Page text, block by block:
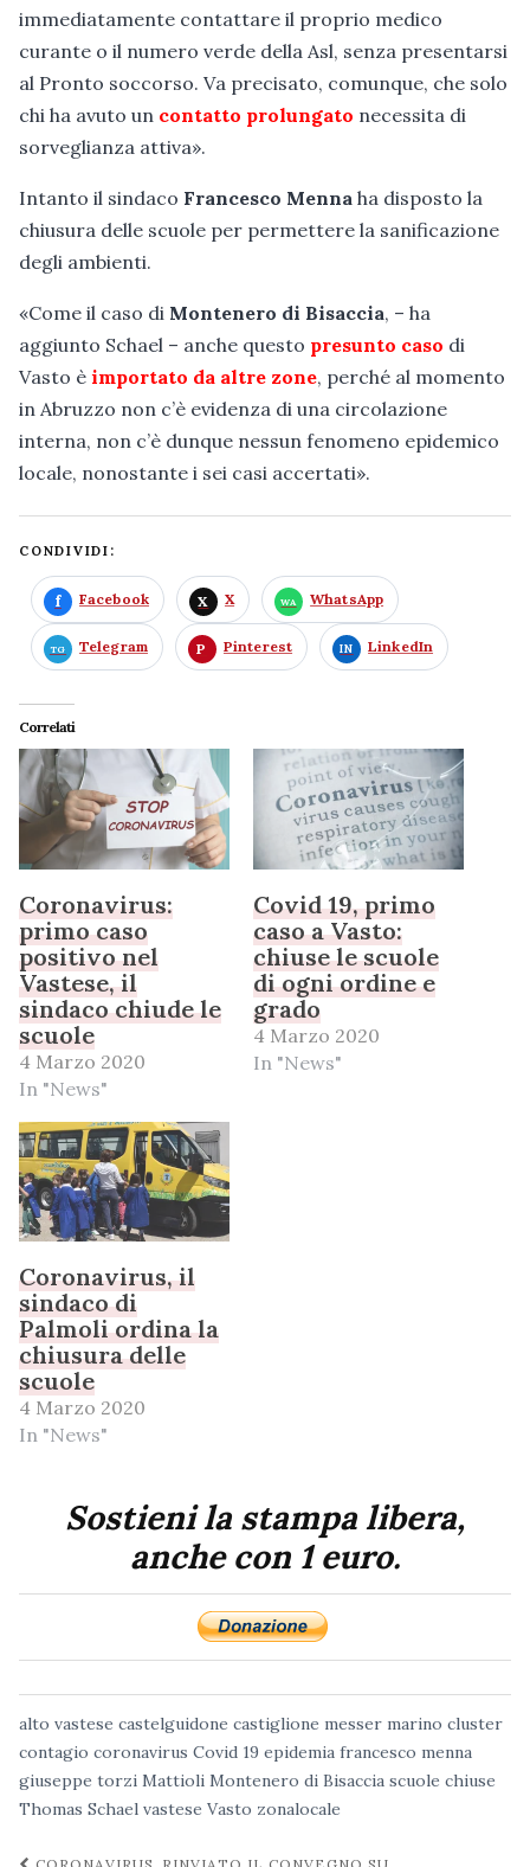
immediatamente contattare il proprio medico
curante o il numero verde della Asl, senza presentarsi
al Pronto soccorso. Va precisato, comunque, che solo
chi ha avuto un contatto prolungato necessita di
sorveglianza attiva».
Intanto il sindaco Francesco Menna ha disposto la
chiusura delle scuole per permettere la sanificazione
degli ambienti.
«Come il caso di Montenero di Bisaccia, – ha
aggiunto Schael – anche questo presunto caso di
Vasto è importato da altre zone, perché al momento
in Abruzzo non c’è evidenza di una circolazione
interna, non c’è dunque nessun fenomeno epidemico
locale, nonostante i sei casi accertati».
CONDIVIDI:
Facebook X WhatsApp
Telegram Pinterest LinkedIn
Correlati
Coronavirus:
primo caso
positivo nel
Vastese, il
sindaco chiude le
scuole
4 Marzo 2020
In "News"
Covid 19, primo
caso a Vasto:
chiuse le scuole
di ogni ordine e
grado
4 Marzo 2020
In "News"
Coronavirus, il
sindaco di
Palmoli ordina la
chiusura delle
scuole
4 Marzo 2020
In "News"
Sostieni la stampa libera,
anche con 1 euro.
alto vastese castelguidone castiglione messer marino cluster
contagio coronavirus Covid 19 epidemia francesco menna
giuseppe torzi Mattioli Montenero di Bisaccia scuole chiuse
Thomas Schael vastese Vasto zonalocale